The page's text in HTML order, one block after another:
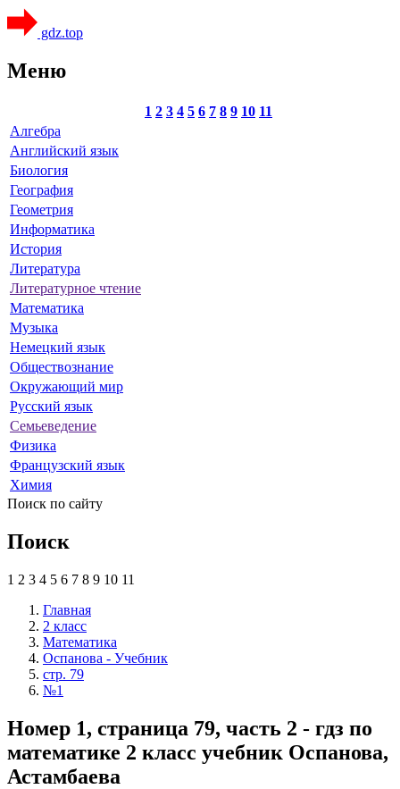
gdz.top
Меню
1 2 3 4 5 6 7 8 9 10 11
Алгебра
Английский язык
Биология
География
Геометрия
Информатика
История
Литература
Литературное чтение
Математика
Музыка
Немецкий язык
Обществознание
Окружающий мир
Русский язык
Семьеведение
Физика
Французский язык
Химия
Поиск по сайту
Поиск
1 2 3 4 5 6 7 8 9 10 11
Главная
2 класс
Математика
Оспанова - Учебник
стр. 79
№1
Номер 1, страница 79, часть 2 - гдз по
математике 2 класс учебник Оспанова,
Астамбаева